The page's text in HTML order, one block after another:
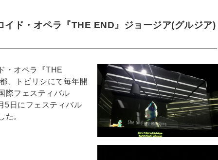
イド・オペラ『THE END』ジョージア(グルジア)
・オペラ『THE
、トビリシにて毎年開
際フェスティバル
5日にフェスティバル
た。